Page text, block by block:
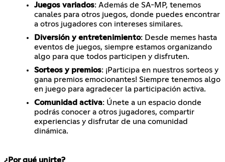
Juegos variados: Además de SA-MP, tenemos
canales para otros juegos, donde puedes encontrar
a otros jugadores con intereses similares.
Diversión y entretenimiento: Desde memes hasta
eventos de juegos, siempre estamos organizando
algo para que todos participen y disfruten.
Sorteos y premios: ¡Participa en nuestros sorteos y
gana premios emocionantes! Siempre tenemos algo
en juego para agradecer la participación activa.
Comunidad activa: Únete a un espacio donde
podrás conocer a otros jugadores, compartir
experiencias y disfrutar de una comunidad
dinámica.
¿Por qué unirte?